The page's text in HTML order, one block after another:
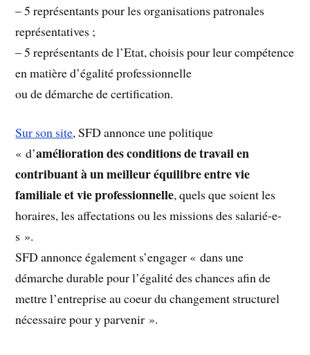
– 5 représentants pour les organisations patronales
représentatives ;
– 5 représentants de l’Etat, choisis pour leur compétence
en matière d’égalité professionnelle
ou de démarche de certification.
Sur son site, SFD annonce une politique
« d’amélioration des conditions de travail en
contribuant à un meilleur équilibre entre vie
familiale et vie professionnelle, quels que soient les
horaires, les affectations ou les missions des salarié-e-
s ».
SFD annonce également s’engager « dans une
démarche durable pour l’égalité des chances afin de
mettre l’entreprise au coeur du changement structurel
nécessaire pour y parvenir ».